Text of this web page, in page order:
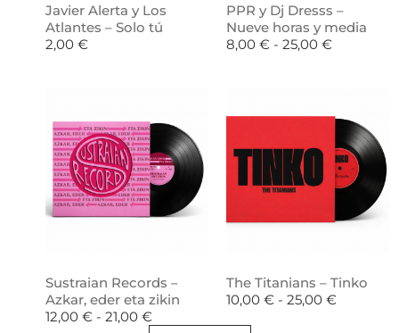
Javier Alerta y Los
Atlantes – Solo tú
2,00 €
PPR y Dj Dresss –
Nueve horas y media
8,00 € - 25,00 €
Sustraian Records –
Azkar, eder eta zikin
12,00 € - 21,00 €
The Titanians – Tinko
10,00 € - 25,00 €